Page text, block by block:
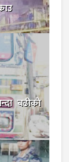
बढीकाे